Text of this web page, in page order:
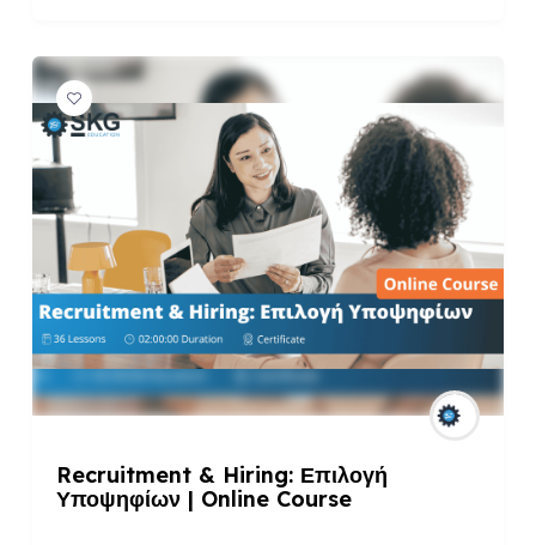
Recruitment & Hiring: Επιλογή
Υποψηφίων | Online Course